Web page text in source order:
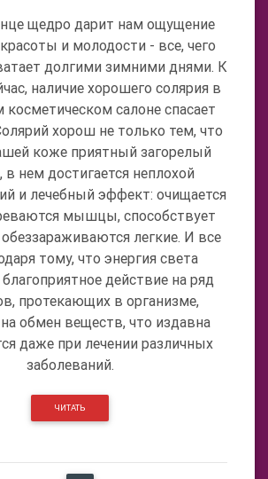
щедро дарит нам ощущение
и молодости - все, чего
долгими зимними днями. К
наличие хорошего солярия в
салоне спасает
хорош не только тем, что
коже приятный загорелый
в нем достигается неплохой
и лечебный эффект: очищается
мышцы, способствует
легкие. И все
тому, что энергия света
действие на ряд
протекающих в организме,
обмен веществ, что издавна
даже при лечении различных
заболеваний.
ЧИТАТЬ